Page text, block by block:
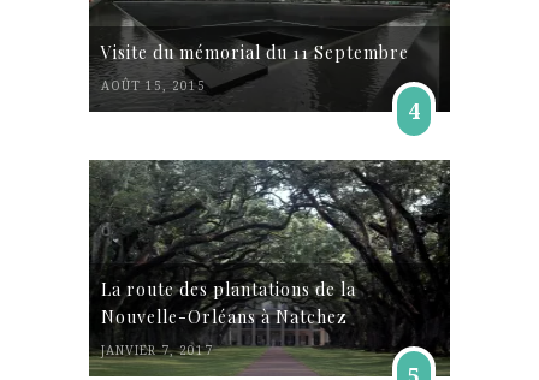
Visite du mémorial du 11 Septembre
AOÛT 15, 2015
4
La route des plantations de la
Nouvelle-Orléans à Natchez
JANVIER 7, 2017